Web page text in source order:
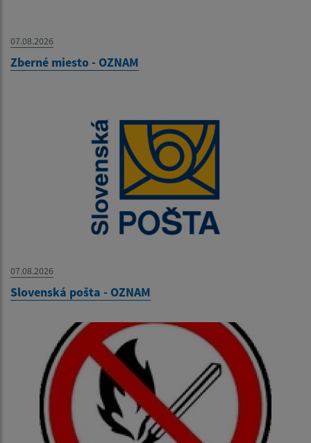
07.08.2026
Zberné miesto - OZNAM
07.08.2026
Slovenská pošta - OZNAM